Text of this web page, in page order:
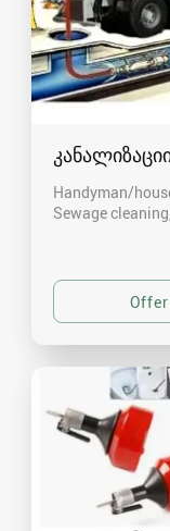
Handyman/
Sewage cleaning